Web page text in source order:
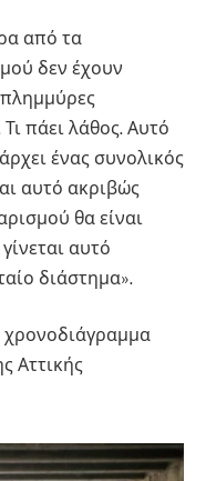
από τα
δεν έχουν
πλημμύρες
πάει λάθος. Αυτό
ένας συνολικός
αυτό ακριβώς
θα είναι
αυτό
διάστημα».
Αττικής